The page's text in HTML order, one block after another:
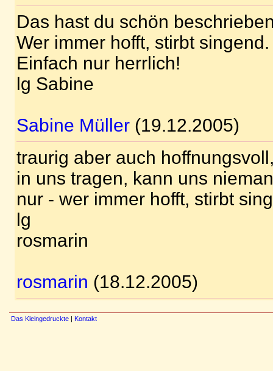
Das hast du schön
Wer immer hofft, stirbt
Einfach nur herrlich!
lg Sabine
Sabine Müller (19.12.2005)
traurig aber auch
in uns tragen, kann uns
nur - wer immer hofft, stirbt
lg
rosmarin
rosmarin (18.12.2005)
Das Kleingedruckte | Kontakt